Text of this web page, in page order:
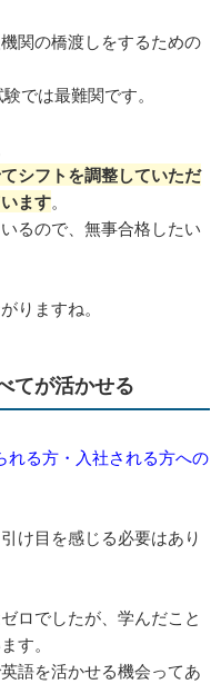
関の橋渡しをするための
では最難関です。
シフトを調整していただ
ます。
るので、無事合格したい
りますね。
てが活かせる
る方・入社される方への
け目を感じる必要はあり
ロでしたが、学んだこと
す。
語を活かせる機会ってあ